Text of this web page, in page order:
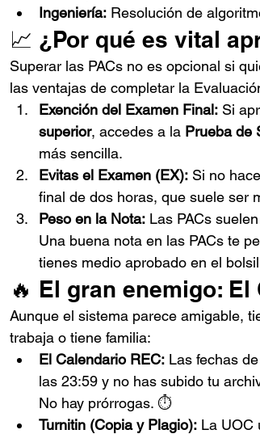
Ingeniería: Resolución de
📈 ¿Por qué es vital
Superar las PACs no es opcional si
las ventajas de completar la
Exención del Examen Final: Si
superior, accedes a la Prueba de
más sencilla.
Evitas el Examen (EX): Si no
final de dos horas, que suele ser
Peso en la Nota: Las PACs
Una buena nota en las PACs te
tienes medio aprobado en el
🔥 El gran enemigo:
Aunque el sistema parece amigable,
trabaja o tiene familia:
El Calendario REC: Las fechas
las 23:59 y no has subido tu
No hay prórrogas. ⏱️
Turnitin (Copia y Plagio): La UOC